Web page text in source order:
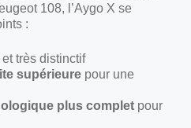
108, l’Aygo X se
:
et très distinctif
supérieure pour une
plus complet pour